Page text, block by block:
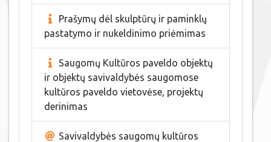
Prašymų dėl skulptūrų ir paminklų
pastatymo ir nukeldinimo priėmimas
Saugomų Kultūros paveldo objektų
ir objektų savivaldybės saugomose
kultūros paveldo vietovėse, projektų
derinimas
Savivaldybės saugomų kultūros